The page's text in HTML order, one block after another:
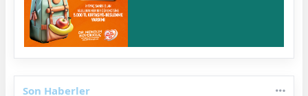
Son Haberler